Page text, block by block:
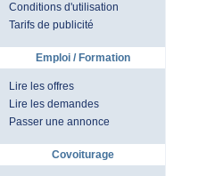
Conditions d'utilisation
Tarifs de publicité
Emploi / Formation
Lire les offres
Lire les demandes
Passer une annonce
Covoiturage